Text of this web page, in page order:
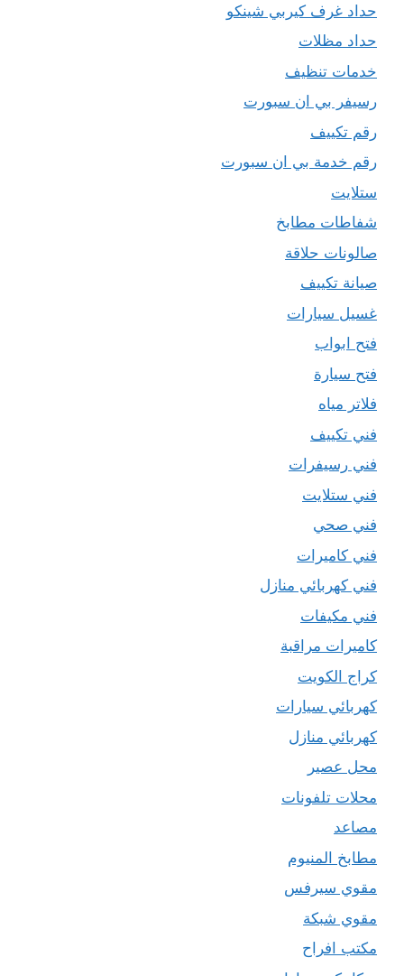
حداد غرف كيربي شينكو
حداد مظلات
خدمات تنظيف
رسيفر بي ان سبورت
رقم تكييف
رقم خدمة بي ان سبورت
ستلايت
شفاطات مطابخ
صالونات حلاقة
صيانة تكييف
غسيل سيارات
فتح ابواب
فتح سيارة
فلاتر مياه
فني تكييف
فني رسيفرات
فني ستلايت
فني صحي
فني كاميرات
فني كهربائي منازل
فني مكيفات
كاميرات مراقبة
كراج الكويت
كهربائي سيارات
كهربائي منازل
محل عصير
محلات تلفونات
مصاعد
مطابخ المنيوم
مقوي سيرفس
مقوي شبكة
مكتب افراح